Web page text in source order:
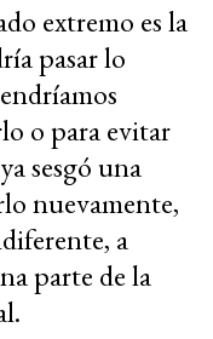
extremo es la
pasar lo
o para evitar
sesgó una
nuevamente,
a
parte de la